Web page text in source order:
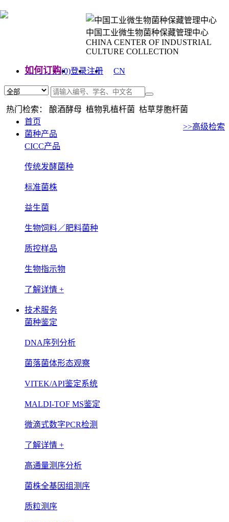
中国工业微生物菌种保藏管理中心
CHINA CENTER OF INDUSTRIAL
CULTURE COLLECTION
如何订购(0)登录注册
CN
热门检索： 酿酒酵母 植物乳植杆菌 枯草芽胞杆菌
>>高级检索
首页
菌种产品
CICC产品
传统发酵菌种
标准菌株
益生菌
生物饲料／肥料菌种
质控样品
生物指示物
了解详情 +
技术服务
菌种鉴定
DNA序列分析
菌落菌体形态观察
VITEK/API鉴定系统
MALDI-TOF MS鉴定
微滴式数字PCR检测
了解详情 +
高通量测序分析
菌株全基因组测序
质粒测序